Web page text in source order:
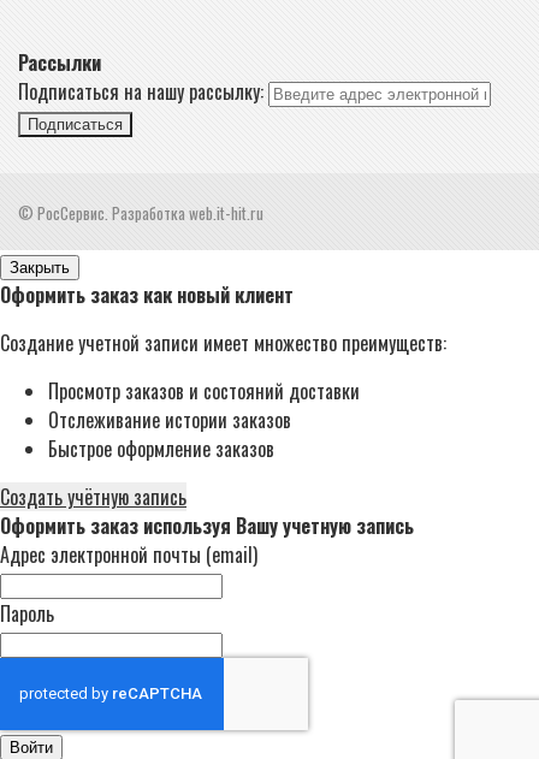
Рассылки
Подписаться на нашу рассылку:
Подписаться
© РосСервис. Разработка web.it-hit.ru
Закрыть
Оформить заказ как новый клиент
Создание учетной записи имеет множество преимуществ:
Просмотр заказов и состояний доставки
Отслеживание истории заказов
Быстрое оформление заказов
Создать учётную запись
Оформить заказ используя Вашу учетную запись
Адрес электронной почты (email)
Пароль
Войти